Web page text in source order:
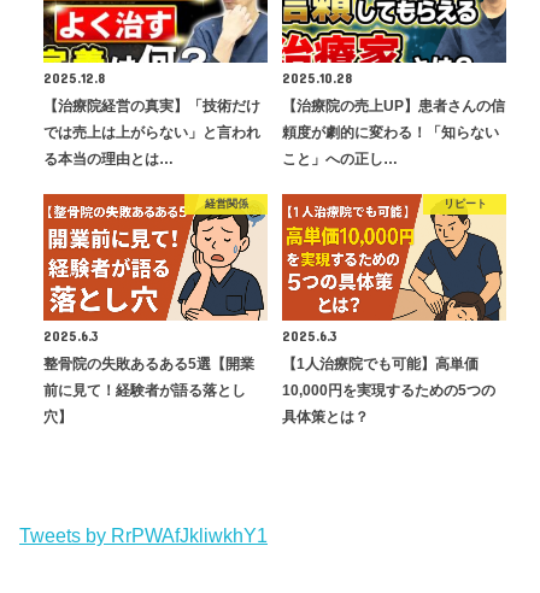
2025.12.8
【治療院経営の真実】「技術だけ
では売上は上がらない」と言われ
る本当の理由とは…
2025.10.28
【治療院の売上UP】患者さんの信
頼度が劇的に変わる！「知らない
こと」への正し…
経営関係
2025.6.3
整骨院の失敗あるある5選【開業
前に見て！経験者が語る落とし
穴】
リピート
2025.6.3
【1人治療院でも可能】高単価
10,000円を実現するための5つの
具体策とは？
Tweets by RrPWAfJkliwkhY1